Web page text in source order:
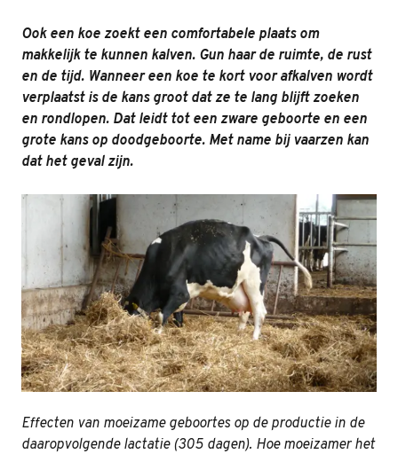
Ook een koe zoekt een comfortabele plaats om
makkelijk te kunnen kalven. Gun haar de ruimte, de rust
en de tijd. Wanneer een koe te kort voor afkalven wordt
verplaatst is de kans groot dat ze te lang blijft zoeken
en rondlopen. Dat leidt tot een zware geboorte en een
grote kans op doodgeboorte. Met name bij vaarzen kan
dat het geval zijn.
Effecten van moeizame geboortes op de productie in de
daaropvolgende lactatie (305 dagen). Hoe moeizamer het